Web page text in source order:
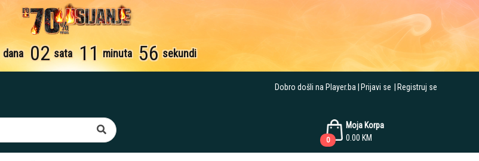
dana 02 sata 11 minuta 55 sekundi
Dobro došli na Player.ba Prijavi se Registruj se
Moja Korpa
0.00 KM
0